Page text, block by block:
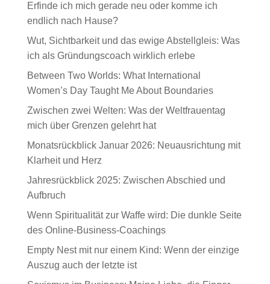
Erfinde ich mich gerade neu oder komme ich
endlich nach Hause?
Wut, Sichtbarkeit und das ewige Abstellgleis: Was
ich als Gründungscoach wirklich erlebe
Between Two Worlds: What International
Women’s Day Taught Me About Boundaries
Zwischen zwei Welten: Was der Weltfrauentag
mich über Grenzen gelehrt hat
Monatsrückblick Januar 2026: Neuausrichtung mit
Klarheit und Herz
Jahresrückblick 2025: Zwischen Abschied und
Aufbruch
Wenn Spiritualität zur Waffe wird: Die dunkle Seite
des Online-Business-Coachings
Empty Nest mit nur einem Kind: Wenn der einzige
Auszug auch der letzte ist